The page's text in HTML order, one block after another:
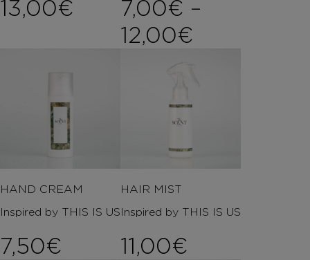
13,00€ 7,00€ –
12,00€
HAND CREAM
Inspired by THIS IS US
7,50€
HAIR MIST
Inspired by THIS IS US
11,00€